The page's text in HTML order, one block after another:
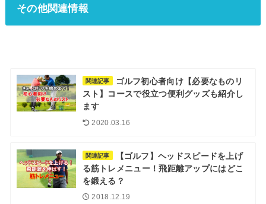
その他関連情報
関連記事
ゴルフ初心者向け【必要なものリ
スト】コースで役立つ便利グッズも紹介し
ます
2020.03.16
関連記事
【ゴルフ】ヘッドスピードを上げ
る筋トレメニュー！飛距離アップにはどこ
を鍛える？
2018.12.19